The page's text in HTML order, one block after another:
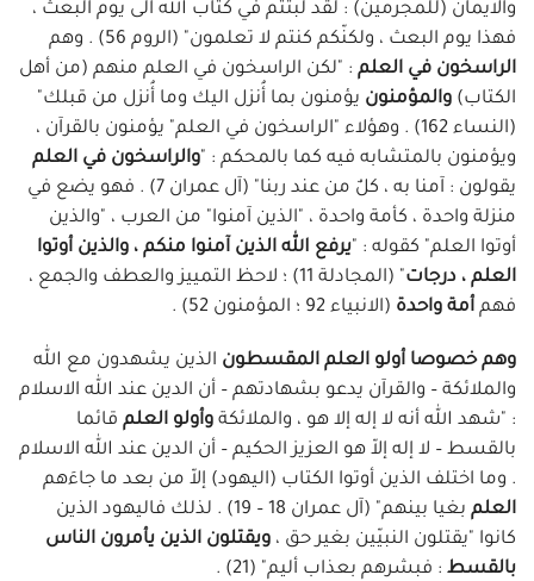
والايمان (للمجرمين) : لقد لبثتم في كتاب الله الى يوم البعث ،
فهذا يوم البعث ، ولكنّكم كنتم لا تعلمون" (الروم 56) . وهم
الراسخون في العلم : "لكن الراسخون في العلم منهم (من أهل
الكتاب) والمؤمنون يؤمنون بما أُنزل اليك وما أُنزل من قبلك"
(النساء 162) . وهؤلاء "الراسخون في العلم" يؤمنون بالقرآن ،
ويؤمنون بالمتشابه فيه كما بالمحكم : "والراسخون في العلم
يقولون : آمنا به ، كلٌ من عند ربنا" (آل عمران 7) . فهو يضع في
منزلة واحدة ، كأمة واحدة ، "الذين آمنوا" من العرب ، "والذين
أوتوا العلم" كقوله : "يرفع الله الذين آمنوا منكم ، والذين أوتوا
العلم ، درجات
" (المجادلة 11) ؛ لاحظ التمييز والعطف والجمع ،
فهم أمة واحدة (الانبياء 92 ؛ المؤمنون 52) .
وهم خصوصا أولو العلم المقسطون الذين يشهدون مع الله
والملائكة – والقرآن يدعو بشهادتهم – أن الدين عند الله الاسلام
: "شهد الله أنه لا إله إلا هو ، والملائكة وأولو العلم قائما
بالقسط – لا إله إلاّ هو العزيز الحكيم – أن الدين عند الله الاسلام
. وما اختلف الذين أوتوا الكتاب (اليهود) إلاّ من بعد ما جاءَهم
العلم
بغيا بينهم" (آل عمران 18 – 19) . لذلك فاليهود الذين
كانوا "يقتلون النبيّين بغير حق ، ويقتلون الذين يأمرون الناس
بالقسط : فبشرهم بعذاب أليم" (21) .